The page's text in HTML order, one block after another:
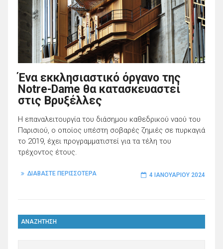
Ένα εκκλησιαστικό όργανο της
Notre-Dame θα κατασκευαστεί
στις Βρυξέλλες
Η επαναλειτουργία του διάσημου καθεδρικού ναού του
Παρισιού, ο οποίος υπέστη σοβαρές ζημιές σε πυρκαγιά
το 2019, έχει προγραμματιστεί για τα τέλη του
τρέχοντος έτους.
ΔΙΑΒΑΣΤΕ ΠΕΡΙΣΣΟΤΕΡΑ 4 ΙΑΝΟΥΑΡΊΟΥ 2024
ΑΝΑΖΗΤΗΣΗ